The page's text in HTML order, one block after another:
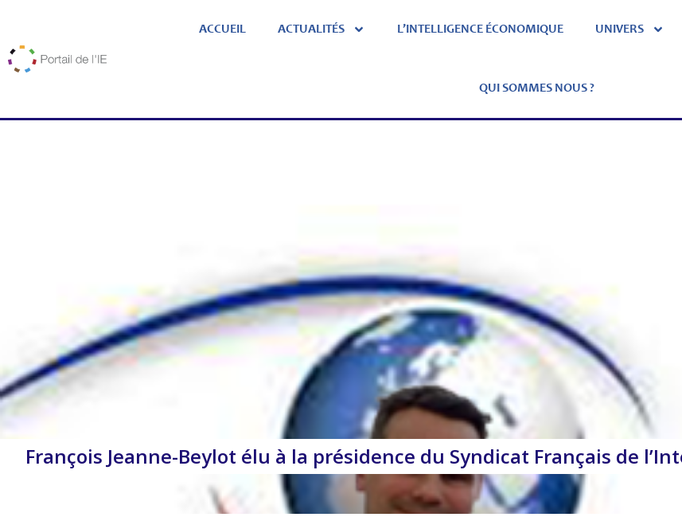
ACCUEIL ACTUALITÉS L’INTELLIGENCE ÉCONOMIQUE UNIVERS
QUI SOMMES NOUS ?
François Jeanne-Beylot élu à la présidence du Syndicat Français de